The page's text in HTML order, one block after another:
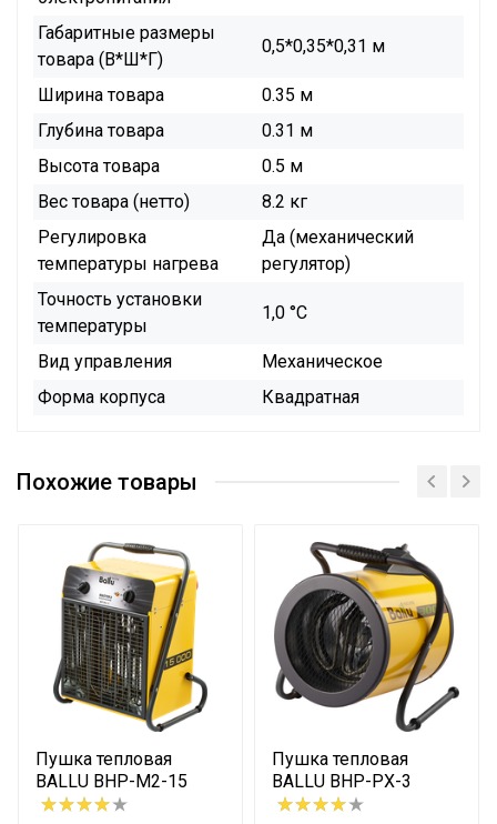
Габаритные размеры
товара (В*Ш*Г)
0,5*0,35*0,31 м
Ширина товара
0.35 м
Глубина товара
0.31 м
Высота товара
0.5 м
Вес товара (нетто)
8.2 кг
Регулировка
температуры нагрева
Да (механический
регулятор)
Точность установки
температуры
1,0 °С
Вид управления
Механическое
Форма корпуса
Квадратная
Похожие товары
Пушка тепловая
BALLU BHP-M2-15
Пушка тепловая
BALLU BHP-PX-3